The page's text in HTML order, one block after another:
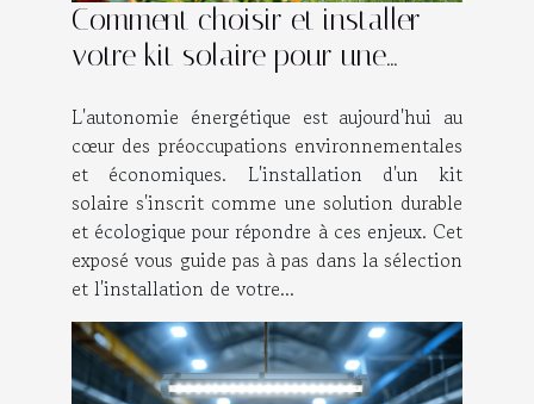
Comment choisir et installer
votre kit solaire pour une
L'autonomie énergétique est aujourd'hui au
cœur des préoccupations environnementales
et économiques. L'installation d'un kit
solaire s'inscrit comme une solution durable
et écologique pour répondre à ces enjeux. Cet
exposé vous guide pas à pas dans la sélection
et l'installation de votre...